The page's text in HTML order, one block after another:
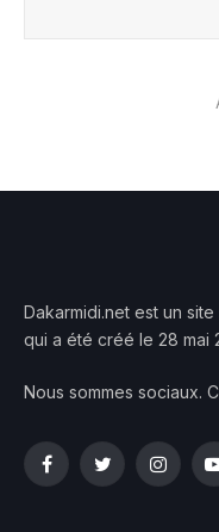
Dakarmidi.net est un
qui a été créé le 28 mai
Nous sommes sociaux.
FacebookTwitter